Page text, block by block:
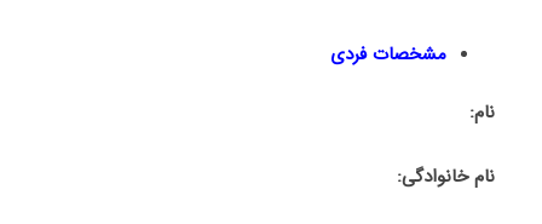
مشخصات فردی
نام:
نام خانوادگی: